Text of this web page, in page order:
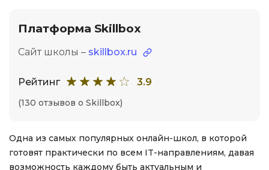
Платформа Skillbox
Сайт школы – skillbox.ru
Рейтинг 3.9
(130 отзывов о Skillbox)
Одна из самых популярных онлайн-школ, в которой
готовят практически по всем IT-направлениям, давая
возможность каждому быть актуальным и